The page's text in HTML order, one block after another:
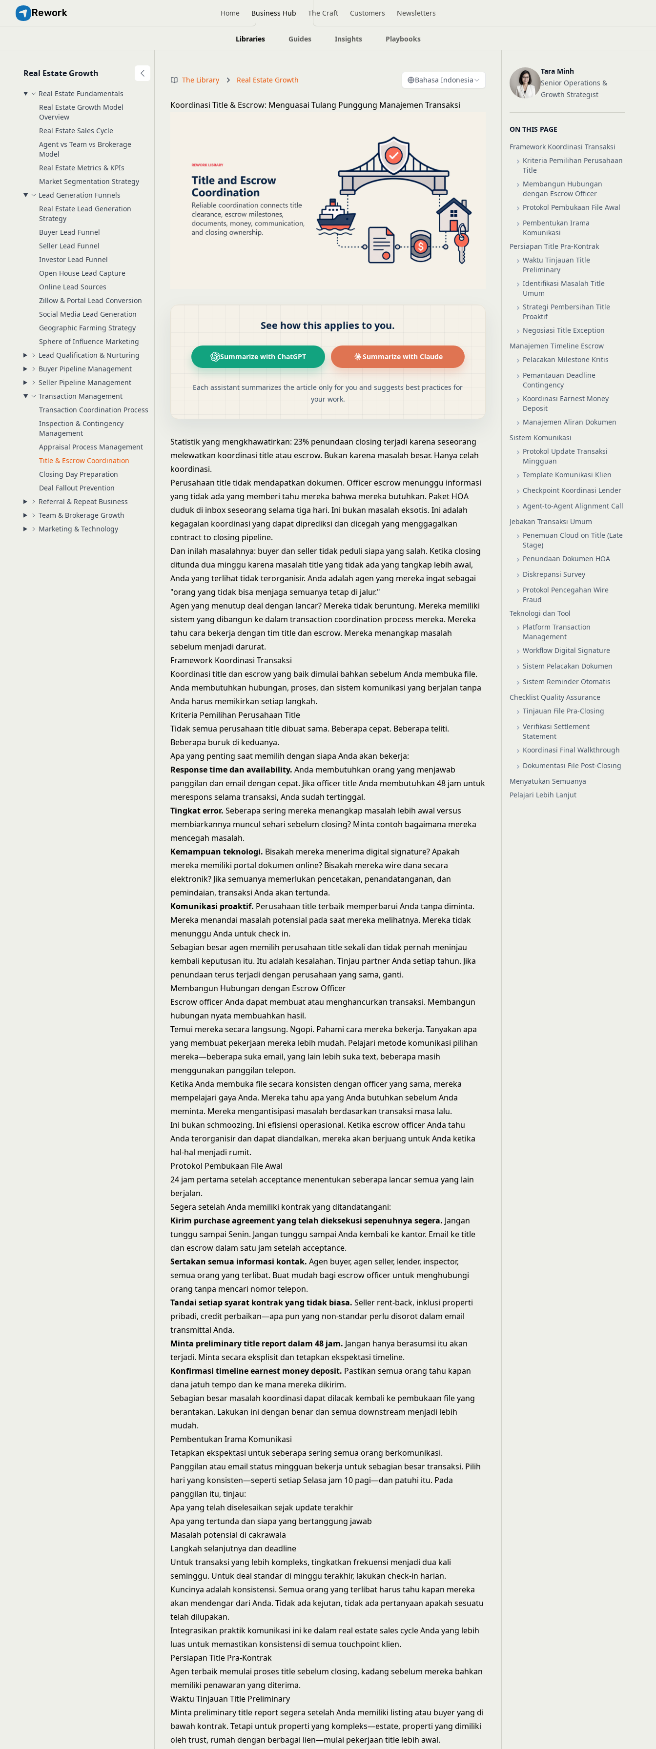
Rework Home Business Hub The Craft Customers Newsletters
Libraries Guides Insights Playbooks
Real Estate Growth
Real Estate Fundamentals
Real Estate Growth Model
Overview
Real Estate Sales Cycle
Agent vs Team vs Brokerage
Model
Real Estate Metrics & KPIs
Market Segmentation Strategy
Lead Generation Funnels
Real Estate Lead Generation
Strategy
Buyer Lead Funnel
Seller Lead Funnel
Investor Lead Funnel
Open House Lead Capture
Online Lead Sources
Zillow & Portal Lead Conversion
Social Media Lead Generation
Geographic Farming Strategy
Sphere of Influence Marketing
Lead Qualification & Nurturing
Buyer Pipeline Management
Seller Pipeline Management
Transaction Management
Transaction Coordination Process
Inspection & Contingency
Management
Appraisal Process Management
Title & Escrow Coordination
Closing Day Preparation
Deal Fallout Prevention
Referral & Repeat Business
Team & Brokerage Growth
Marketing & Technology
The Library Real Estate Growth Bahasa Indonesia
Koordinasi Title & Escrow: Menguasai Tulang Punggung Manajemen Transaksi
See how this applies to you.
Summarize with ChatGPT Summarize with Claude
Each assistant summarizes the article only for you and suggests best practices for
your work.
Statistik yang mengkhawatirkan: 23% penundaan closing terjadi karena seseorang
melewatkan koordinasi title atau escrow. Bukan karena masalah besar. Hanya celah
koordinasi.
Perusahaan title tidak mendapatkan dokumen. Officer escrow menunggu informasi
yang tidak ada yang memberi tahu mereka bahwa mereka butuhkan. Paket HOA
duduk di inbox seseorang selama tiga hari. Ini bukan masalah eksotis. Ini adalah
kegagalan koordinasi yang dapat diprediksi dan dicegah yang menggagalkan
contract to closing pipeline.
Dan inilah masalahnya: buyer dan seller tidak peduli siapa yang salah. Ketika closing
ditunda dua minggu karena masalah title yang tidak ada yang tangkap lebih awal,
Anda yang terlihat tidak terorganisir. Anda adalah agen yang mereka ingat sebagai
"orang yang tidak bisa menjaga semuanya tetap di jalur."
Agen yang menutup deal dengan lancar? Mereka tidak beruntung. Mereka memiliki
sistem yang dibangun ke dalamtransaction coordination process mereka. Mereka
tahu cara bekerja dengan tim title dan escrow. Mereka menangkap masalah
sebelum menjadi darurat.
Framework Koordinasi Transaksi
Koordinasi title dan escrow yang baik dimulai bahkan sebelum Anda membuka file.
Anda membutuhkan hubungan, proses, dan sistem komunikasi yang berjalan tanpa
Anda harus memikirkan setiap langkah.
Kriteria Pemilihan Perusahaan Title
Tidak semua perusahaan title dibuat sama. Beberapa cepat. Beberapa teliti.
Beberapa buruk di keduanya.
Apa yang penting saat memilih dengan siapa Anda akan bekerja:
Response time dan availability. Anda membutuhkan orang yang menjawab
panggilan dan email dengan cepat. Jika officer title Anda membutuhkan 48 jam untuk
merespons selama transaksi, Anda sudah tertinggal.
Tingkat error. Seberapa sering mereka menangkap masalah lebih awal versus
membiarkannya muncul sehari sebelum closing? Minta contoh bagaimana mereka
mencegah masalah.
Kemampuan teknologi. Bisakah mereka menerima digital signature? Apakah
mereka memiliki portal dokumen online? Bisakah mereka wire dana secara
elektronik? Jika semuanya memerlukan pencetakan, penandatanganan, dan
pemindaian, transaksi Anda akan tertunda.
Komunikasi proaktif. Perusahaan title terbaik memperbarui Anda tanpa diminta.
Mereka menandai masalah potensial pada saat mereka melihatnya. Mereka tidak
menunggu Anda untuk check in.
Sebagian besar agen memilih perusahaan title sekali dan tidak pernah meninjau
kembali keputusan itu. Itu adalah kesalahan. Tinjau partner Anda setiap tahun. Jika
penundaan terus terjadi dengan perusahaan yang sama, ganti.
Membangun Hubungan dengan Escrow Officer
Escrow officer Anda dapat membuat atau menghancurkan transaksi. Membangun
hubungan nyata membuahkan hasil.
Temui mereka secara langsung. Ngopi. Pahami cara mereka bekerja. Tanyakan apa
yang membuat pekerjaan mereka lebih mudah. Pelajari metode komunikasi pilihan
mereka—beberapa suka email, yang lain lebih suka text, beberapa masih
menggunakan panggilan telepon.
Ketika Anda membuka file secara konsisten dengan officer yang sama, mereka
mempelajari gaya Anda. Mereka tahu apa yang Anda butuhkan sebelum Anda
meminta. Mereka mengantisipasi masalah berdasarkan transaksi masa lalu.
Ini bukan schmoozing. Ini efisiensi operasional. Ketika escrow officer Anda tahu
Anda terorganisir dan dapat diandalkan, mereka akan berjuang untuk Anda ketika
hal-hal menjadi rumit.
Protokol Pembukaan File Awal
24 jam pertama setelah acceptance menentukan seberapa lancar semua yang lain
berjalan.
Segera setelah Anda memiliki kontrak yang ditandatangani:
Kirim purchase agreement yang telah dieksekusi sepenuhnya segera. Jangan
tunggu sampai Senin. Jangan tunggu sampai Anda kembali ke kantor. Email ke title
dan escrow dalam satu jam setelah acceptance.
Sertakan semua informasi kontak. Agen buyer, agen seller, lender, inspector,
semua orang yang terlibat. Buat mudah bagi escrow officer untuk menghubungi
orang tanpa mencari nomor telepon.
Tandai setiap syarat kontrak yang tidak biasa. Seller rent-back, inklusi properti
pribadi, credit perbaikan—apa pun yang non-standar perlu disorot dalam email
transmittal Anda.
Minta preliminary title report dalam 48 jam. Jangan hanya berasumsi itu akan
terjadi. Minta secara eksplisit dan tetapkan ekspektasi timeline.
Konfirmasi timeline earnest money deposit. Pastikan semua orang tahu kapan
dana jatuh tempo dan ke mana mereka dikirim.
Sebagian besar masalah koordinasi dapat dilacak kembali ke pembukaan file yang
berantakan. Lakukan ini dengan benar dan semua downstream menjadi lebih
mudah.
Pembentukan Irama Komunikasi
Tetapkan ekspektasi untuk seberapa sering semua orang berkomunikasi.
Panggilan atau email status mingguan bekerja untuk sebagian besar transaksi. Pilih
hari yang konsisten—seperti setiap Selasa jam 10 pagi—dan patuhi itu. Pada
panggilan itu, tinjau:
Apa yang telah diselesaikan sejak update terakhir
Apa yang tertunda dan siapa yang bertanggung jawab
Masalah potensial di cakrawala
Langkah selanjutnya dan deadline
Untuk transaksi yang lebih kompleks, tingkatkan frekuensi menjadi dua kali
seminggu. Untuk deal standar di minggu terakhir, lakukan check-in harian.
Kuncinya adalah konsistensi. Semua orang yang terlibat harus tahu kapan mereka
akan mendengar dari Anda. Tidak ada kejutan, tidak ada pertanyaan apakah sesuatu
telah dilupakan.
Integrasikan praktik komunikasi ini ke dalam real estate sales cycleAnda yang lebih
luas untuk memastikan konsistensi di semua touchpoint klien.
Persiapan Title Pra-Kontrak
Agen terbaik memulai proses title sebelum closing, kadang sebelum mereka bahkan
memiliki penawaran yang diterima.
Waktu Tinjauan Title Preliminary
Minta preliminary title report segera setelah Anda memiliki listing atau buyer yang di
bawah kontrak. Tetapi untuk properti yang kompleks—estate, properti yang dimiliki
oleh trust, rumah dengan berbagai lien—mulai pekerjaan title lebih awal.
Tara Minh
Senior Operations &
Growth Strategist
ON THIS PAGE
Framework Koordinasi Transaksi
Kriteria Pemilihan Perusahaan
Title
Membangun Hubungan
dengan Escrow Officer
Protokol Pembukaan File Awal
Pembentukan Irama
Komunikasi
Persiapan Title Pra-Kontrak
Waktu Tinjauan Title
Preliminary
Identifikasi Masalah Title
Umum
Strategi Pembersihan Title
Proaktif
Negosiasi Title Exception
Manajemen Timeline Escrow
Pelacakan Milestone Kritis
Pemantauan Deadline
Contingency
Koordinasi Earnest Money
Deposit
Manajemen Aliran Dokumen
Sistem Komunikasi
Protokol Update Transaksi
Mingguan
Template Komunikasi Klien
Checkpoint Koordinasi Lender
Agent-to-Agent Alignment Call
Jebakan Transaksi Umum
Penemuan Cloud on Title (Late
Stage)
Penundaan Dokumen HOA
Diskrepansi Survey
Protokol Pencegahan Wire
Fraud
Teknologi dan Tool
Platform Transaction
Management
Workflow Digital Signature
Sistem Pelacakan Dokumen
Sistem Reminder Otomatis
Checklist Quality Assurance
Tinjauan File Pra-Closing
Verifikasi Settlement
Statement
Koordinasi Final Walkthrough
Dokumentasi File Post-Closing
Menyatukan Semuanya
Pelajari Lebih Lanjut